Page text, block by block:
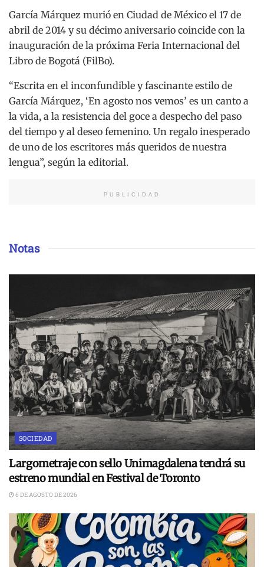
García Márquez murió en Ciudad de México el 17 de
abril de 2014 y su décimo aniversario coincide con la
inauguración de la próxima Feria Internacional del
Libro de Bogotá (FilBo).
“Escrita en el inconfundible y fascinante estilo de
García Márquez, ‘En agosto nos vemos’ es un canto a
la vida, a la resistencia del goce a despecho del paso
del tiempo y al deseo femenino. Un regalo inesperado
de uno de los escritores más queridos de nuestra
lengua”, según la editorial.
PUBLICIDAD
Notas
SOCIEDAD
Largometraje con sello Unimagdalena tendrá su
estreno mundial en Festival de Toronto
6 DE AGOSTO DE 2026